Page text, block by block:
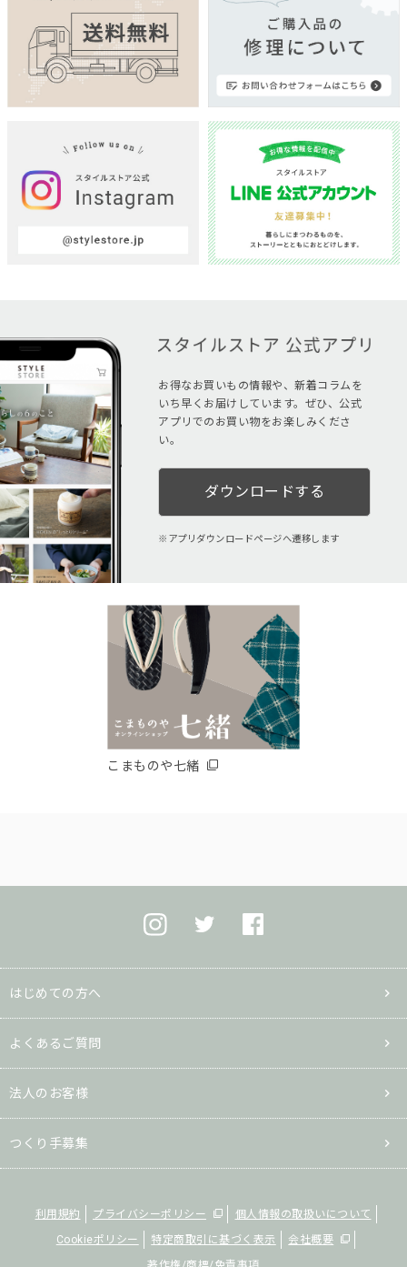
お得なお買いもの情報や、新着コラムを
いち早くお届けしています。ぜひ、公式
アプリでのお買い物をお楽しみくださ
い。
ダウンロードする
アプリダウンロードページへ遷移します
こまものや七緒
はじめての方へ
よくあるご質問
法人のお客様
つくり手募集
利用規約 プライバシーポリシー
個人情報の取扱いについて
Cookieポリシー
特定商取引に基づく表示
会社概要